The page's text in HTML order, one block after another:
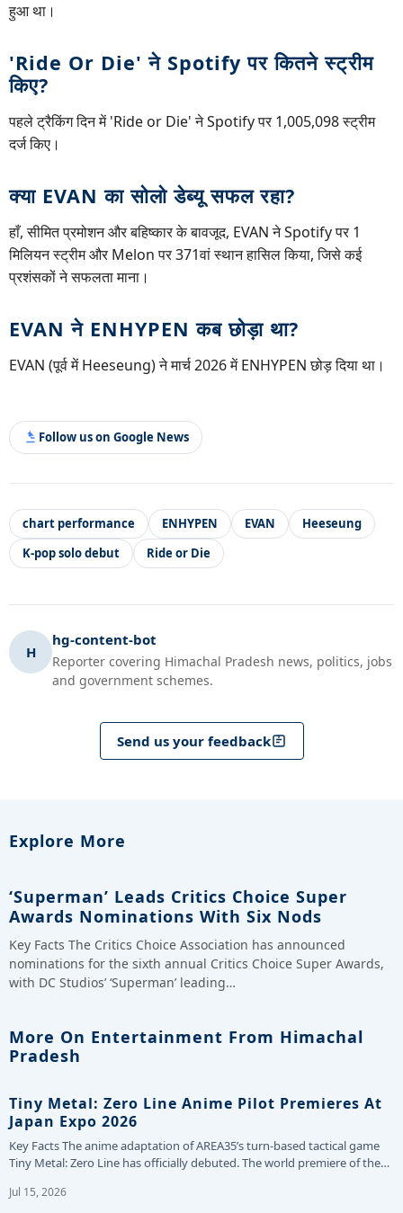
हुआ था।
'Ride Or Die' ने Spotify पर कितने स्ट्रीम
किए?
पहले ट्रैकिंग दिन में 'Ride or Die' ने Spotify पर 1,005,098 स्ट्रीम
दर्ज किए।
क्या EVAN का सोलो डेब्यू सफल रहा?
हाँ, सीमित प्रमोशन और बहिष्कार के बावजूद, EVAN ने Spotify पर 1
मिलियन स्ट्रीम और Melon पर 371वां स्थान हासिल किया, जिसे कई
प्रशंसकों ने सफलता माना।
EVAN ने ENHYPEN कब छोड़ा था?
EVAN (पूर्व में Heeseung) ने मार्च 2026 में ENHYPEN छोड़ दिया था।
Follow us on Google News
chart performance ENHYPEN EVAN
Heeseung
K-pop solo debut
Ride or Die
H
hg-content-bot
Reporter covering Himachal Pradesh news, politics, jobs
and government schemes.
Send us your feedback
Explore More
‘Superman’ Leads Critics Choice Super
Awards Nominations With Six Nods
Key Facts The Critics Choice Association has announced
nominations for the sixth annual Critics Choice Super Awards,
with DC Studios’ ‘Superman’ leading…
More On Entertainment From Himachal
Pradesh
Tiny Metal: Zero Line Anime Pilot Premieres At
Japan Expo 2026
Key Facts The anime adaptation of AREA35’s turn-based tactical game
Tiny Metal: Zero Line has officially debuted. The world premiere of the…
Jul 15, 2026